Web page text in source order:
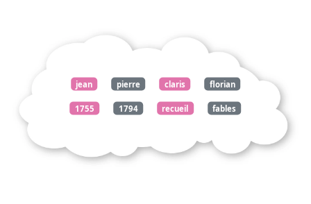
jean pierre claris florian
1755 1794 recueil fables